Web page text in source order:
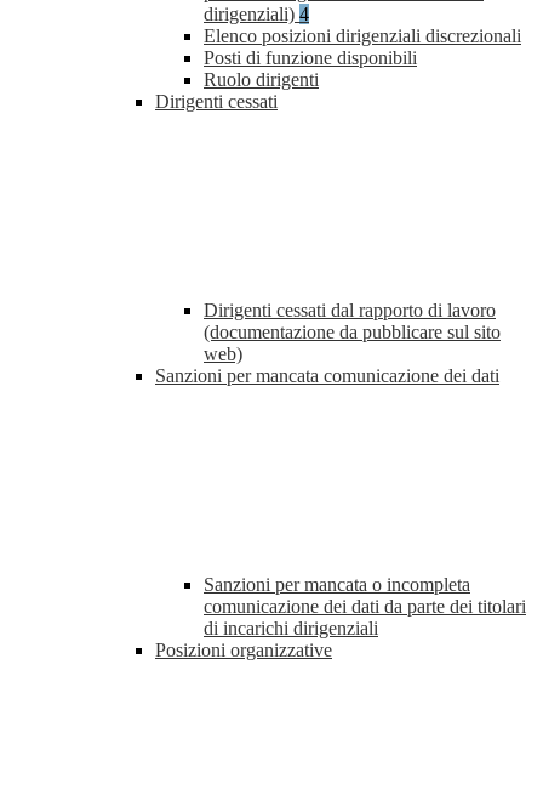
dirigenziali) 4
Elenco posizioni dirigenziali discrezionali
Posti di funzione disponibili
Ruolo dirigenti
Dirigenti cessati
Dirigenti cessati dal rapporto di lavoro
(documentazione da pubblicare sul sito
web)
Sanzioni per mancata comunicazione dei dati
Sanzioni per mancata o incompleta
comunicazione dei dati da parte dei titolari
di incarichi dirigenziali
Posizioni organizzative